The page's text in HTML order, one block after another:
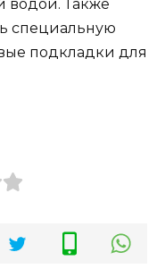
водой. Также
специальную
подкладки для